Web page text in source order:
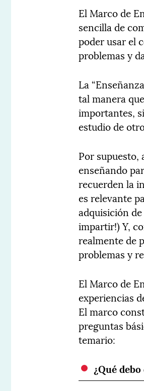
El Marco de
sencilla de
poder usar el
problemas y
La
tal manera
importantes,
estudio de
Por supuesto,
enseñando
recuerden la
es relevante
adquisición
impartir!) Y,
realmente de
problemas y
El Marco de
experiencias
El marco
preguntas
temario:
¿Qué